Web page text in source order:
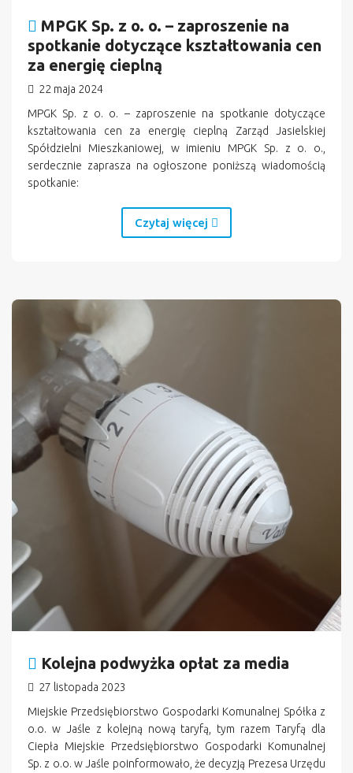
MPGK Sp. z o. o. – zaproszenie na
spotkanie dotyczące kształtowania cen
za energię cieplną
22 maja 2024
MPGK Sp. z o. o. – zaproszenie na spotkanie dotyczące
kształtowania cen za energię cieplną Zarząd Jasielskiej
Spółdzielni Mieszkaniowej, w imieniu MPGK Sp. z o. o.,
serdecznie zaprasza na ogłoszone poniższą wiadomością
spotkanie:
Czytaj więcej
Kolejna podwyżka opłat za media
27 listopada 2023
Miejskie Przedsiębiorstwo Gospodarki Komunalnej Spółka z
o.o. w Jaśle z kolejną nową taryfą, tym razem Taryfą dla
Ciepła Miejskie Przedsiębiorstwo Gospodarki Komunalnej
Sp. z o.o. w Jaśle poinformowało, że decyzją Prezesa Urzędu